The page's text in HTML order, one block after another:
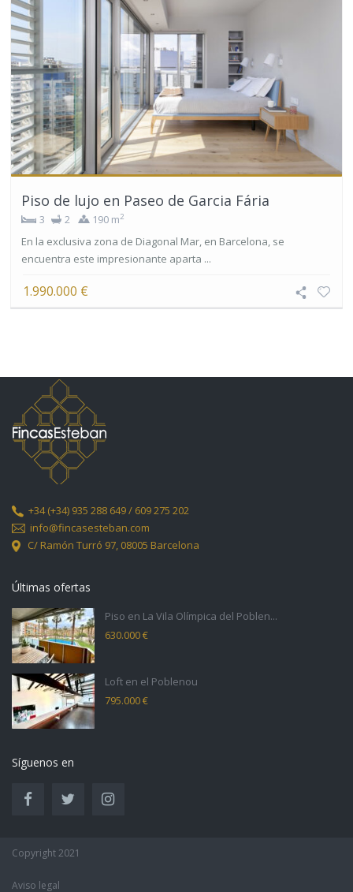
Piso de lujo en Paseo de Garcia Fária
3 2 190 m2
En la exclusiva zona de Diagonal Mar, en Barcelona, se
encuentra este impresionante aparta ...
1.990.000 €
+34(+34) 935 288 649 / 609 275 202
info@fincasesteban.com
C/ Ramón Turró 97, 08005 Barcelona
Últimas ofertas
Piso en La Vila Olímpica del Poblen...
630.000 €
Loft en el Poblenou
795.000 €
Síguenos en
Copyright 2021
Aviso legal